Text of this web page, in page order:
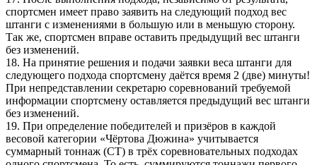
спортсмен имеет право заявить на следующий подход вес
штанги с изменениями в большую или в меньшую сторону.
Так же, спортсмен вправе оставить предыдущий вес штанги
без изменений.
18. На принятие решения и подачи заявки веса штанги для
следующего подхода спортсмену даётся время 2 (две) минуты!
При непредставлении секретарю соревнований требуемой
информации спортсмену оставляется предыдущий вес штанги
без изменений.
19. При определение победителей и призёров в каждой
весовой категории «Чёртова Дюжина» учитывается
суммарный тоннаж (СТ) в трёх соревновательных подходах